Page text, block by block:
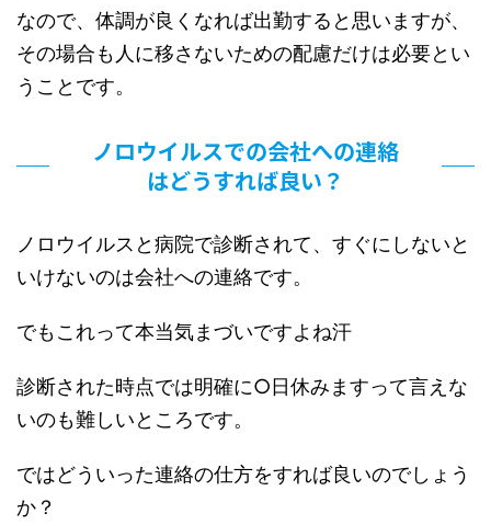
なので、体調が良くなれば出勤すると思いますが、
その場合も人に移さないための配慮だけは必要とい
うことです。
ノロウイルスでの会社への連絡
はどうすれば良い？
ノロウイルスと病院で診断されて、すぐにしないと
いけないのは会社への連絡です。
でもこれって本当気まづいですよね汗
診断された時点では明確に○日休みますって言えな
いのも難しいところです。
ではどういった連絡の仕方をすれば良いのでしょう
か？